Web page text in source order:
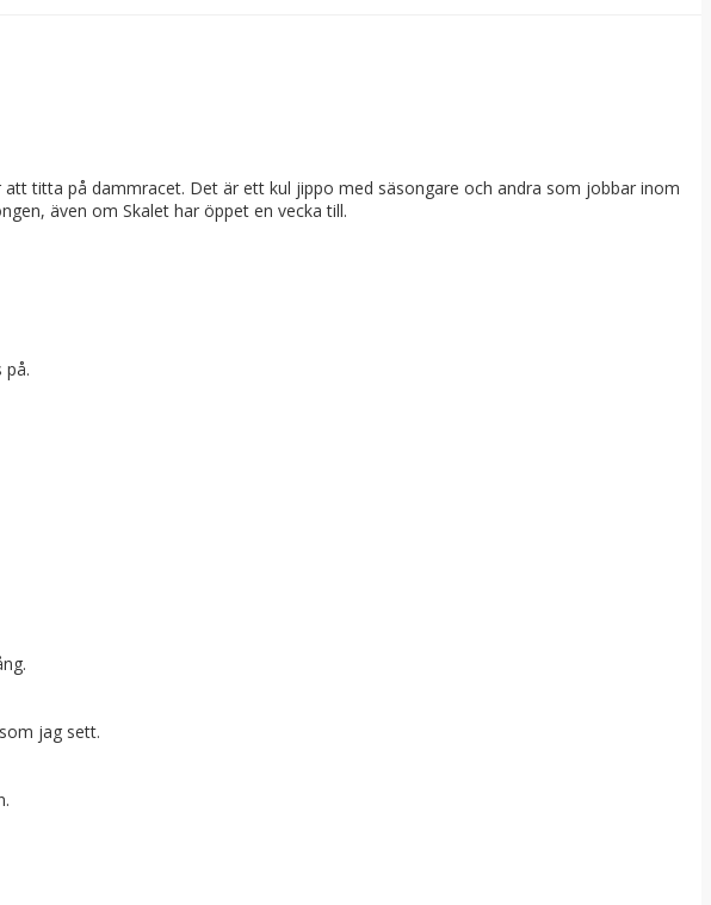
titta på dammracet. Det är ett kul jippo med säsongare och andra som jobbar inom
även om Skalet har öppet en vecka till.
på.
jag sett.